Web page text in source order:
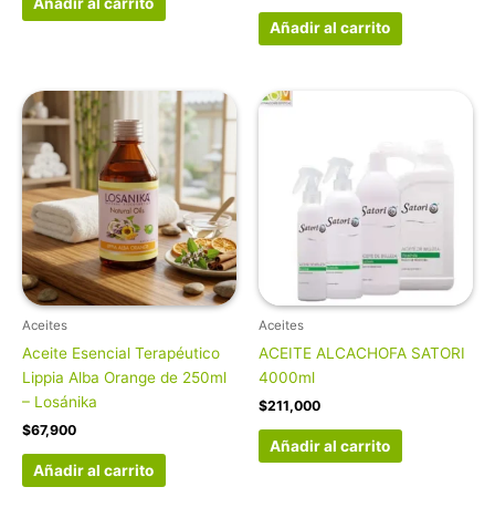
Añadir al carrito
Añadir al carrito
Aceites
Aceite Esencial Terapéutico
Lippia Alba Orange de 250ml
– Losánika
$67,900
Añadir al carrito
Aceites
ACEITE ALCACHOFA SATORI
4000ml
$211,000
Añadir al carrito